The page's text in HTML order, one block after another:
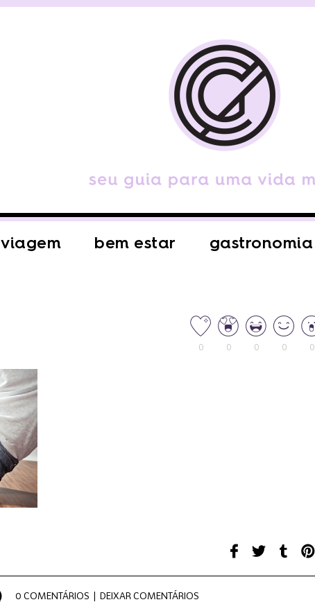
viagem bem estar gastronomia
0 0 0 0 0
0 COMENTÁRIOS | DEIXAR COMENTÁRIOS